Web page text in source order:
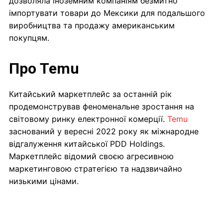
імпортувати товари до Мексики для подальшого
виробництва та продажу американським
покупцям.
Про Temu
Китайський маркетплейс за останній рік
продемонстрував феноменальне зростання на
світовому ринку електронної комерції. Temu
заснований у вересні 2022 року як міжнародне
відгалуження китайської PDD Holdings.
Маркетплейс відомий своєю агресивною
маркетинговою стратегією та надзвичайно
низькими цінами.